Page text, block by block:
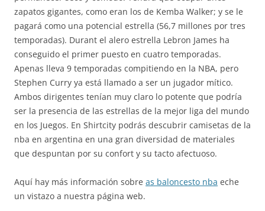
zapatos gigantes, como eran los de Kemba Walker; y se le
pagará como una potencial estrella (56,7 millones por tres
temporadas). Durant el alero estrella Lebron James ha
conseguido el primer puesto en cuatro temporadas.
Apenas lleva 9 temporadas compitiendo en la NBA, pero
Stephen Curry ya está llamado a ser un jugador mítico.
Ambos dirigentes tenían muy claro lo potente que podría
ser la presencia de las estrellas de la mejor liga del mundo
en los Juegos. En Shirtcity podrás descubrir camisetas de la
nba en argentina en una gran diversidad de materiales
que despuntan por su confort y su tacto afectuoso.
Aquí hay más información sobre as baloncesto nba eche
un vistazo a nuestra página web.